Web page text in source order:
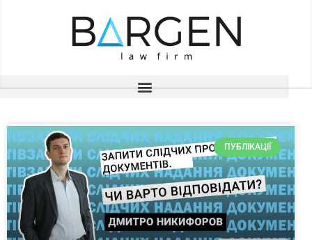
ПУБЛІКАЦІЇ